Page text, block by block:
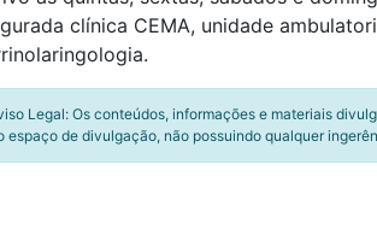
clínica CEMA, unidade
Legal: Os conteúdos, informações e materiais
espaço de divulgação, não possuindo qualquer